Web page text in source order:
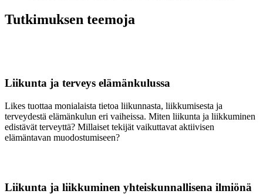
Tutkimuksen teemoja
Liikunta ja terveys elämänkulussa
Likes tuottaa monialaista tietoa liikunnasta, liikkumisesta ja
terveydestä elämänkulun eri vaiheissa. Miten liikunta ja liikkuminen
edistävät terveyttä? Millaiset tekijät vaikuttavat aktiivisen
elämäntavan muodostumiseen?
Liikunta ja liikkuminen yhteiskunnallisena ilmiönä